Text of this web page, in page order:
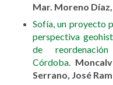
Mar. Moreno
Sofía, un proyecto
perspectiva
de
Córdoba
Serrano, José